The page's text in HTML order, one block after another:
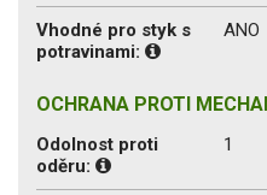
Vhodné pro styk s
potravinami:
ANO
OCHRANA PROTI
Odolnost proti
oděru:
1